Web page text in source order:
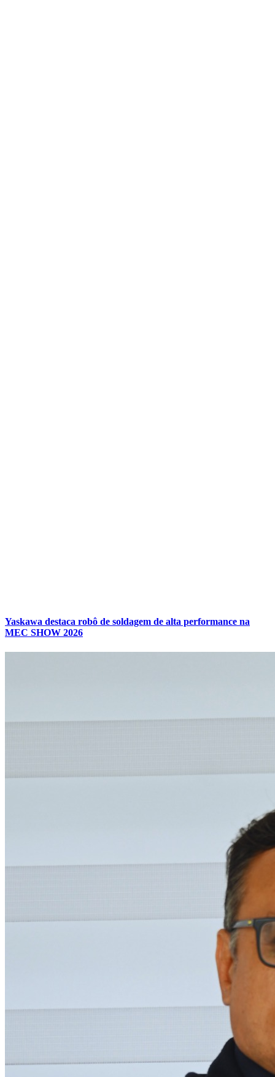
Yaskawa destaca robô de soldagem de alta performance na
MEC SHOW 2026